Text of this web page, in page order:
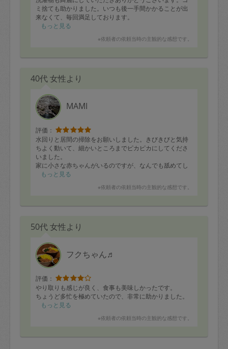
クリームスープ
ホワイトソース
さつまいもとツナの炊き込みご飯
ミ捨ても助かりました。いつも後一手間かかることが出
来なくて、毎回満足しております。
もっと見る
※依頼者の依頼当時の主観的な感想です。
40代 女性より
MAMI
評価：
水回りと居間の掃除をお願いしました。きびきびと気持
ちよく動いて、細かいところまでピカピカにしてくださ
いました。
家に小さな赤ちゃんがいるのですが、なんでも舐めてし
まう赤ちゃんに配慮して場所によって洗剤を使い分けた
た。子どものことも可愛がってくれて助かりました。時
てくださいました。ありがとうございました。
もっと見る
※依頼者の依頼当時の主観的な感想です。
50代 女性より
フクちゃん♬
評価：
やり取りも感じが良く、食事も美味しかったです。
ちょうど多忙を極めていたので、非常に助かりました。
もっと見る
※依頼者の依頼当時の主観的な感想です。